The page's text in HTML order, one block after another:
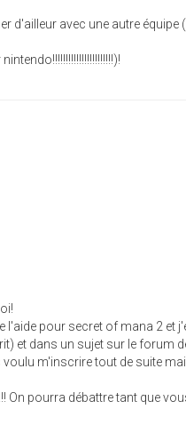
d'ailleur avec une autre équipe
l'aide pour secret of mana 2 et
et dans un sujet sur le forum
m'inscrire tout de suite
On pourra débattre tant que